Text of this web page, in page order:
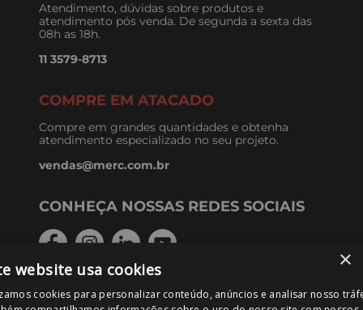
Atendimento, dúvidas sobre produtos e
atendimento pós venda. De segunda a sexta das
08h as 18h.
11 3579-8713
COMPRE EM ATACADO
Compre em grandes quantidades e obtenha
atendimento especializado no seu projeto.
vendas@merc.com.br
CONHEÇA NOSSAS REDES SOCIAIS
FORMAS DE PAGAMENTO
×
website usa cookies
cookies para personalizar conteúdo, anúncios e analisar nosso